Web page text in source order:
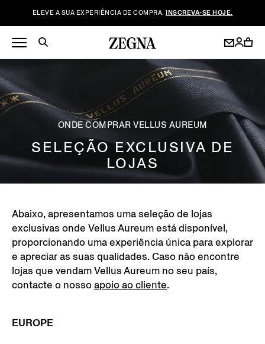
ELEVE A SUA EXPERIÊNCIA DE COMPRA. INSCREVA-SE HOJE.
ONDE COMPRAR VELLUS AUREUM
SELEÇÃO EXCLUSIVA DE
LOJAS
Abaixo, apresentamos uma seleção de lojas
exclusivas onde Vellus Aureum está disponível,
proporcionando uma experiência única para explorar
e apreciar as suas qualidades. Caso não encontre
lojas que vendam Vellus Aureum no seu país,
contacte o nossoapoio ao cliente.
EUROPE